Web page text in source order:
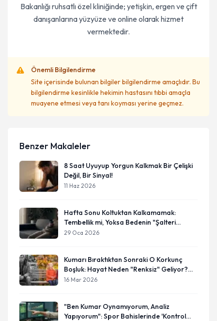
Bakanlığı ruhsatlı özel kliniğinde; yetişkin, ergen ve çift
danışanlarına yüzyüze ve online olarak hizmet
vermektedir.
Önemli Bilgilendirme
Site içerisinde bulunan bilgiler bilgilendirme amaçlıdır. Bu
bilgilendirme kesinlikle hekimin hastasını tıbbi amaçla
muayene etmesi veya tanı koyması yerine geçmez.
Benzer Makaleler
8 Saat Uyuyup Yorgun Kalkmak Bir Çelişki
Değil, Bir Sinyal!
11 Haz 2026
Hafta Sonu Koltuktan Kalkamamak:
Tembellik mi, Yoksa Bedenin "Şalteri
İndirmesi" mi?
29 Oca 2026
Kumarı Bıraktıktan Sonraki O Korkunç
Boşluk: Hayat Neden "Renksiz" Geliyor?
(Anhedoni)
16 Mar 2026
"Ben Kumar Oynamıyorum, Analiz
Yapıyorum": Spor Bahislerinde 'Kontrol